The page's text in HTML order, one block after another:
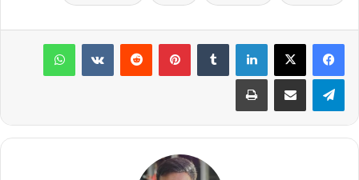
لينكدإن بينتيريست واتساب
تيلقرام مشاركة عبر البريد طباعة